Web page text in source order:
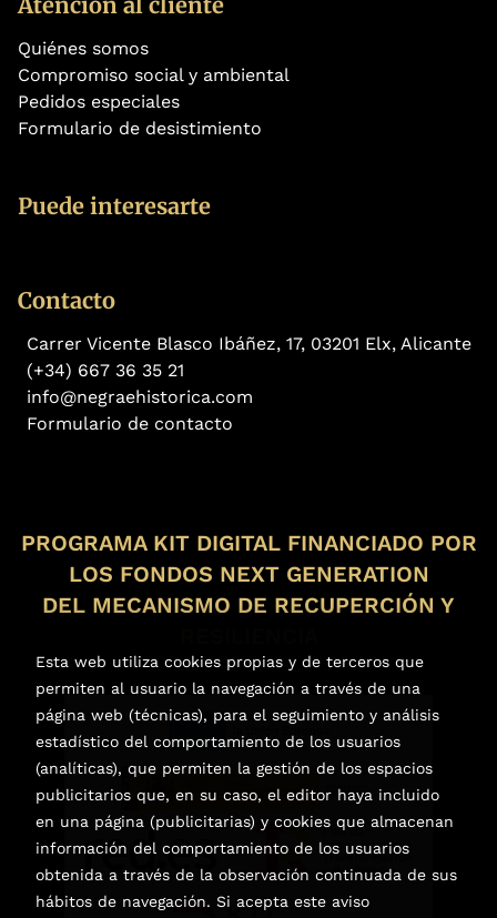
Quiénes somos
Compromiso social y ambiental
Pedidos especiales
Formulario de desistimiento
Puede interesarte
Contacto
Carrer Vicente Blasco Ibáñez, 17, 03201 Elx, Alicante
(+34) 667 36 35 21
info@negraehistorica.com
Formulario de contacto
PROGRAMA KIT DIGITAL FINANCIADO POR
LOS FONDOS NEXT GENERATION
DEL MECANISMO DE RECUPERCIÓN Y
Esta web utiliza cookies propias y de terceros que
permiten al usuario la navegación a través de una
página web (técnicas), para el seguimiento y análisis
estadístico del comportamiento de los usuarios
(analíticas), que permiten la gestión de los espacios
publicitarios que, en su caso, el editor haya incluido
en una página (publicitarias) y cookies que almacenan
información del comportamiento de los usuarios
obtenida a través de la observación continuada de sus
hábitos de navegación. Si acepta este aviso